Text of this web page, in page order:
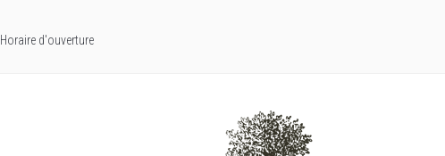
Horaire d'ouverture